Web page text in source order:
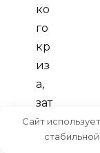
ко
го
кр
из
а,
зат
ем
во
Сайт